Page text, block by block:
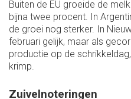
Buiten de EU groeide de
bijna twee procent. In
de groei nog sterker. In
februari gelijk, maar als
productie op de
krimp.
Zuivelnoteringen